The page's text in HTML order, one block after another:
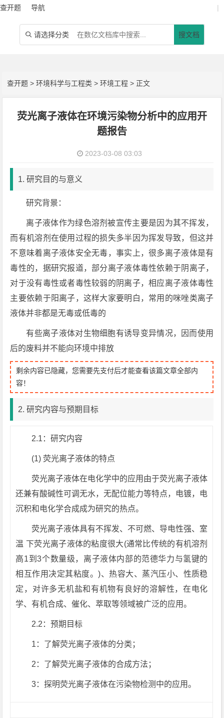
查开题 导航 |
 请选择分类 搜文档
查开题 >环境科学与工程类 >环境工程 > 正文
荧光离子液体在环境污染物分析中的应用开
题报告
2023-03-08 03:03
1. 研究目的与意义
研究背景：
离子液体作为绿色溶剂被宣传主要是因为其不挥发，
而有机溶剂在使用过程的损失多半因为挥发导致，但这并
不意味着离子液体安全无毒，事实上，很多离子液体是有
毒性的，据研究报道，部分离子液体毒性依赖于阴离子，
对于没有毒性或者毒性较弱的阴离子，相应离子液体毒性
主要依赖于阳离子，这样大家要明白，常用的咪唑类离子
液体并非都是无毒或低毒的
有些离子液体对生物细胞有诱导变异情况，因而使用
后的废料并不能向环境中排放
剩余内容已隐藏，您需要先支付后才能查看该篇文章全部内
容！
2. 研究内容与预期目标
2.1：研究内容
(1) 荧光离子液体的特点
荧光离子液体在电化学中的应用由于荧光离子液体
还兼有酸碱性可调无水，无配位能力等特点，电镀，电
沉积和电化学合成成为研究的热点。
荧光离子液体具有不挥发、不可燃、导电性强、室
温 下荧光离子液体的粘度很大(通常比传统的有机溶剂
高1到3个数量级，离子液体内部的范德华力与氢键的
相互作用决定其粘度。)、热容大、蒸汽压小、性质稳
定，对许多无机盐和有机物有良好的溶解性，在电化
学、有机合成、催化、萃取等领域被广泛的应用。
2.2：预期目标
1：了解荧光离子液体的分类；
2：了解荧光离子液体的合成方法；
3：探明荧光离子液体在污染物检测中的应用。